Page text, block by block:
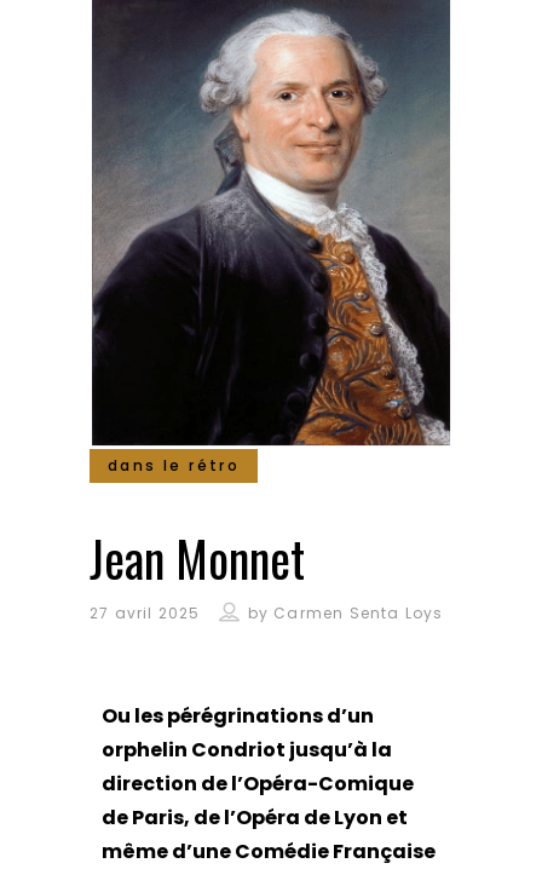
dans le rétro
Jean Monnet
27 avril 2025 by Carmen Senta Loys
Ou les pérégrinations d’un
orphelin Condriot jusqu’à la
direction de l’Opéra-Comique
de Paris, de l’Opéra de Lyon et
même d’une Comédie Française